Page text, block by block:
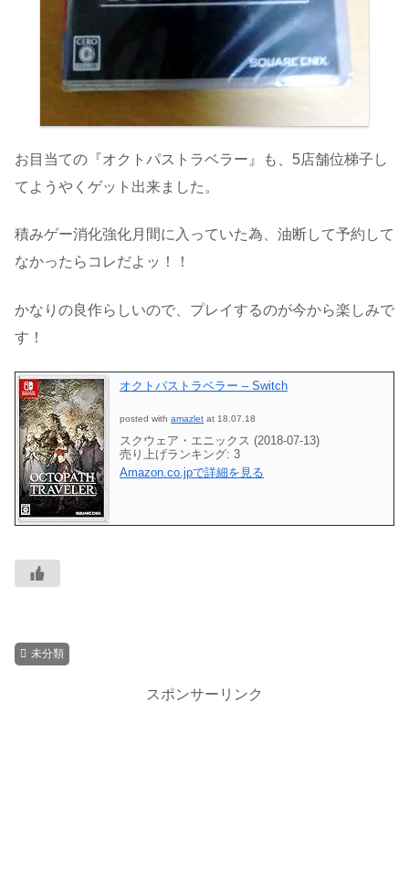
お目当ての『オクトパストラベラー』も、5店舗位梯子し
てようやくゲット出来ました。
積みゲー消化強化月間に入っていた為、油断して予約して
なかったらコレだよッ！！
かなりの良作らしいので、プレイするのが今から楽しみで
す！
オクトパストラベラー – Switch
posted with amazlet at 18.07.18
スクウェア・エニックス (2018-07-13)
売り上げランキング: 3
Amazon.co.jpで詳細を見る
未分類
スポンサーリンク